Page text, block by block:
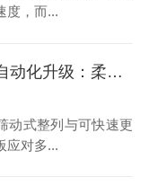
度，而...
整列机产线自动化升级：柔性换产与OEE效率优化实践指南
动式整列与可快速更
应对多...